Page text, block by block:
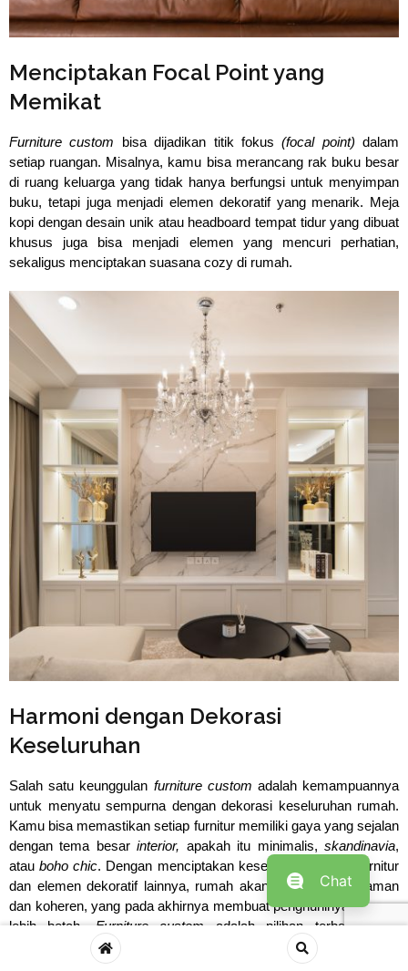
⁠Menciptakan Focal Point yang
Memikat
Furniture custom bisa dijadikan titik fokus (focal point) dalam
setiap ruangan. Misalnya, kamu bisa merancang rak buku besar
di ruang keluarga yang tidak hanya berfungsi untuk menyimpan
buku, tetapi juga menjadi elemen dekoratif yang menarik. Meja
kopi dengan desain unik atau headboard tempat tidur yang dibuat
khusus juga bisa menjadi elemen yang mencuri perhatian,
sekaligus menciptakan suasana cozy di rumah.
Harmoni dengan Dekorasi
Keseluruhan
Salah satu keunggulan furniture custom adalah kemampuannya
untuk menyatu sempurna dengan dekorasi keseluruhan rumah.
Kamu bisa memastikan setiap furnitur memiliki gaya yang sejalan
dengan tema besar interior, apakah itu minimalis, skandinavia,
atau boho chic. Dengan menciptakan keselarasan antara furnitur
dan elemen dekoratif lainnya, rumah akan terasa lebih nyaman
dan koheren, yang pada akhirnya membuat penghuninya merasa
lebih betah. Furniture custom adalah pilihan terbaik untuk
menciptakan rumah yang benar-benar nyaman dan
mencerminkan kepribadian pemiliknya. Dengan desain yang
Chat